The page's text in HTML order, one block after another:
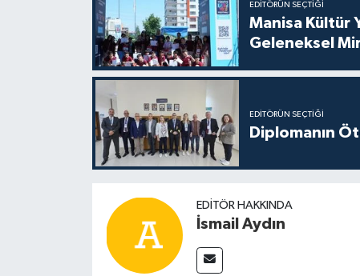
EDITÖRÜN SEÇTIĞI
Manisa Kültür
Geleneksel
EDITÖRÜN SEÇTIĞI
Diplomanın
EDITÖR HAKKINDA
İsmail Aydın